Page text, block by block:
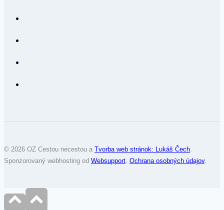
© 2026 OZ Cestou necestou a Tvorba web stránok: Lukáš Čech
Sponzorovaný webhosting od Websupport Ochrana osobných údajov.